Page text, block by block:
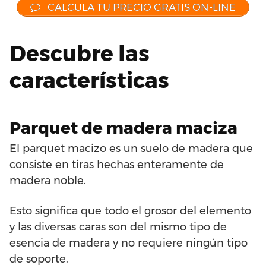
CALCULA TU PRECIO GRATIS ON-LINE
Descubre las
características
Parquet de madera maciza
El parquet macizo es un suelo de madera que
consiste en tiras hechas enteramente de
madera noble.
Esto significa que todo el grosor del elemento
y las diversas caras son del mismo tipo de
esencia de madera y no requiere ningún tipo
de soporte.